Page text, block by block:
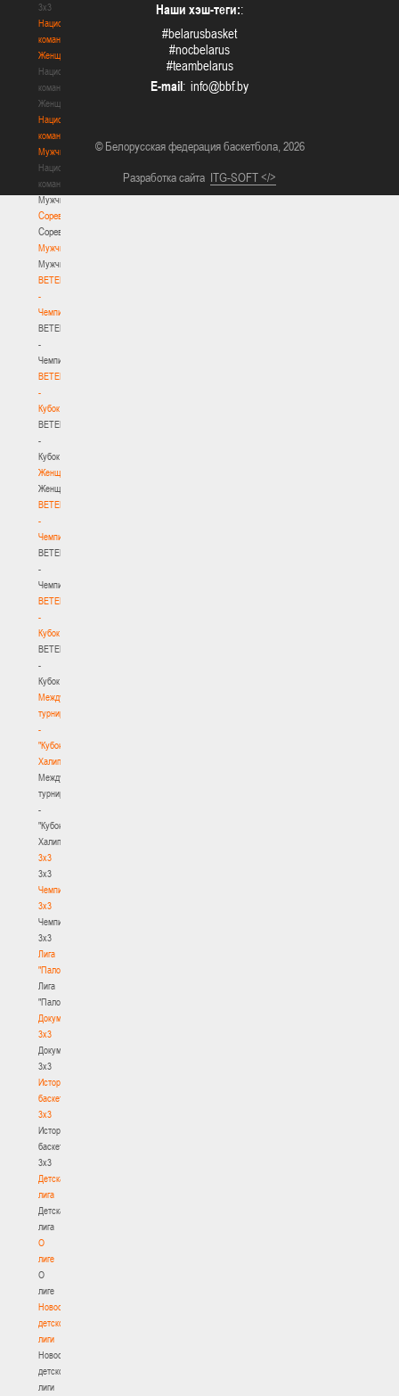
3х3
Национальная
команда.
Женщины
Национальная
команда.
Женщины
Национальная
команда.
Мужчины
Национальная
команда.
Мужчины
Соревнования
Соревнования
Мужчины
Мужчины
BETERA
-
Чемпионат
BETERA
-
Чемпионат
BETERA
-
Кубок
BETERA
-
Кубок
Женщины
Женщины
BETERA
-
Чемпионат
BETERA
-
Чемпионат
BETERA
-
Кубок
BETERA
-
Кубок
Международный
турнир
-
"Кубок
Халипского"
Международный
турнир
-
"Кубок
Халипского"
3x3
3x3
Чемпионат
3х3
Чемпионат
3х3
Лига
"Палова"
Лига
"Палова"
Документы
3х3
Документы
3х3
История
баскетбола
3х3
История
баскетбола
3х3
Детская
лига
Детская
лига
О
лиге
О
лиге
Новости
детской
лиги
Новости
детской
лиги
Наши хэш-теги::
#belarusbasket
#nocbelarus
#teambelarus
E-mail:
© Белорусская федерация баскетбола, 2026
Разработка сайта ITG-SOFT </>